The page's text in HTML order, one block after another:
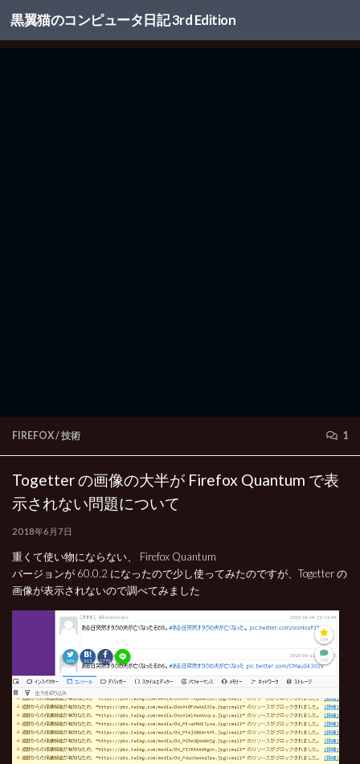
コンテンツへスキップ
黒翼猫のコンピュータ日記 3rd Edition
FIREFOX/技術 1
Togetter の画像の大半が Firefox Quantum で表
示されない問題について
2018年6月7日
重くて使い物にならない、 Firefox Quantum
バージョンが 60.0.2 になったので少し使ってみたのですが、Togetter の
画像が表示されないので調べてみました